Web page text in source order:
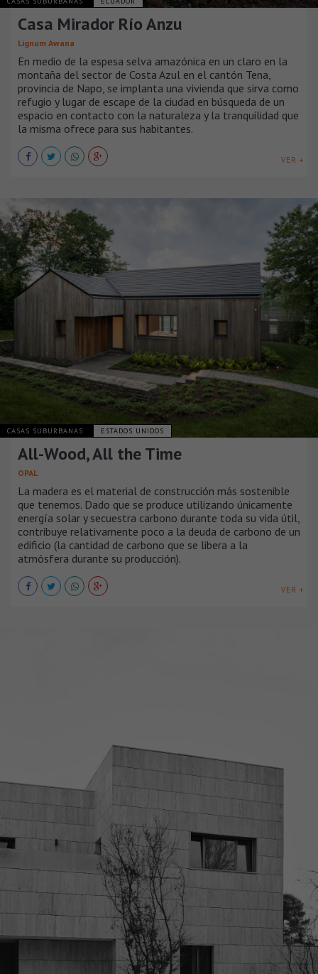
Casa Mirador Río Anzu
Lignum Awana
En medio de la espesa selva amazónica en un claro en la
montaña del sector de Costa Azul en el cantón Tena,
provincia de Napo, se implanta una vivienda que sirva como
refugio y lugar de escape de la ciudad en búsqueda de un
espacio en contacto con la naturaleza y la tranquilidad que
la misma ofrece para sus habitantes.
VER +
CASAS SUBURBANAS ESTADOS UNIDOS
All-Wood, All the Time
OPAL
La madera es el material de construcción más sostenible
que tenemos. Dado que se produce utilizando únicamente
energía solar y secuestra carbono durante toda su vida útil,
contribuye relativamente poco a la deuda de carbono de un
edificio (la cantidad de carbono que se libera a la
atmósfera durante su producción).
VER +